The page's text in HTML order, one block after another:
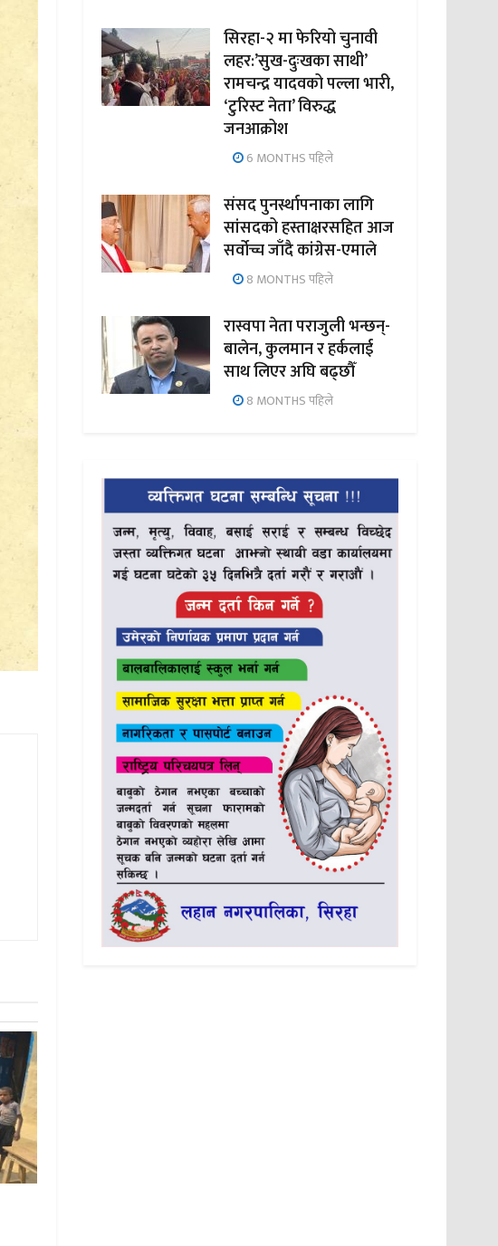
सिरहा-२ मा फेरियो चुनावी
लहर:’सुख-दुःखका साथी’
रामचन्द्र यादवको पल्ला भारी,
‘टुरिस्ट नेता’ विरुद्ध
जनआक्रोश
6 MONTHS पहिले
संसद पुनर्स्थापनाका लागि
सांसदको हस्ताक्षरसहित आज
सर्वोच्च जाँदै कांग्रेस-एमाले
8 MONTHS पहिले
रास्वपा नेता पराजुली भन्छन्-
बालेन, कुलमान र हर्कलाई
साथ लिएर अघि बढ्छौँ
8 MONTHS पहिले